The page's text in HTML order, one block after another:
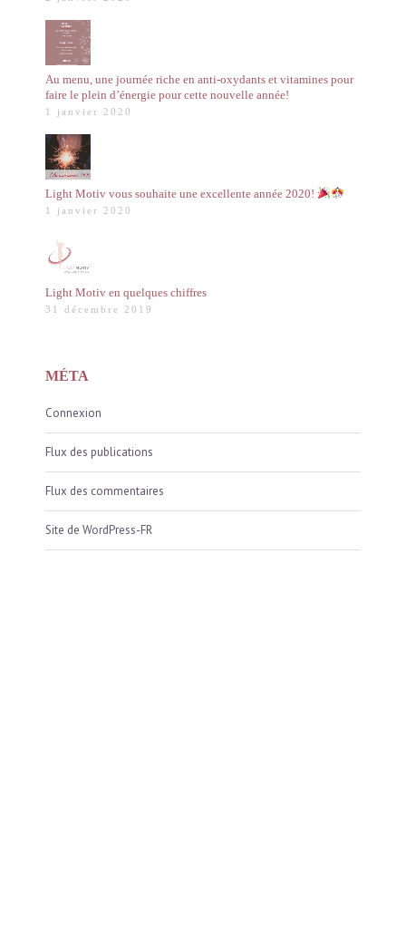
Au menu, une journée riche en anti-oxydants et vitamines pour
faire le plein d’énergie pour cette nouvelle année!
1 janvier 2020
Light Motiv vous souhaite une excellente année 2020!
1 janvier 2020
Light Motiv en quelques chiffres
31 décembre 2019
MÉTA
Connexion
Flux des publications
Flux des commentaires
Site de WordPress-FR